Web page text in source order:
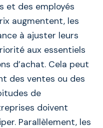
et des employés
augmentent, les
à ajuster leurs
aux essentiels
d’achat. Cela peut
des ventes ou des
de
doivent
Parallèlement, les